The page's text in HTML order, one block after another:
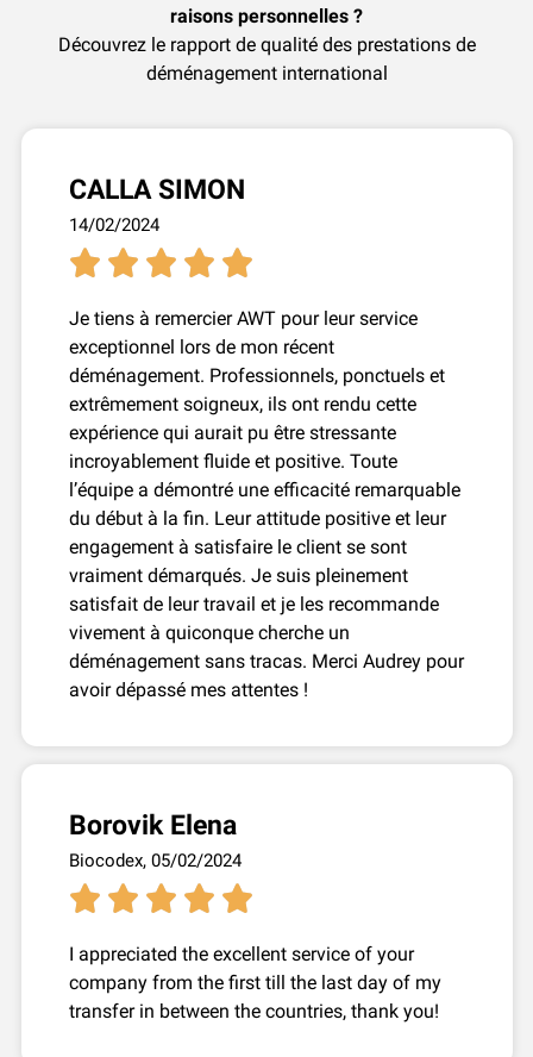
raisons personnelles ?
Découvrez le rapport de qualité des prestations de
déménagement international
CALLA SIMON
14/02/2024
    
Je tiens à remercier AWT pour leur service
exceptionnel lors de mon récent
déménagement. Professionnels, ponctuels et
extrêmement soigneux, ils ont rendu cette
expérience qui aurait pu être stressante
incroyablement fluide et positive. Toute
l’équipe a démontré une efficacité remarquable
du début à la fin. Leur attitude positive et leur
engagement à satisfaire le client se sont
vraiment démarqués. Je suis pleinement
satisfait de leur travail et je les recommande
vivement à quiconque cherche un
déménagement sans tracas. Merci Audrey pour
avoir dépassé mes attentes !
Borovik Elena
Biocodex, 05/02/2024
    
I appreciated the excellent service of your
company from the first till the last day of my
transfer in between the countries, thank you!